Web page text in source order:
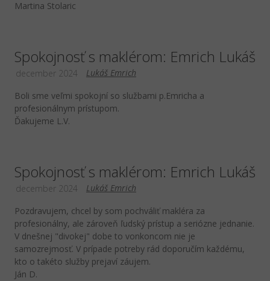
Martina Stolaric
Spokojnosť s maklérom: Emrich Lukáš
Lukáš Emrich
december 2024
Boli sme veľmi spokojní so službami p.Emricha a
profesionálnym prístupom.
Ďakujeme L.V.
Spokojnosť s maklérom: Emrich Lukáš
Lukáš Emrich
december 2024
Pozdravujem, chcel by som pochváliť makléra za
profesionálny, ale zároveň ľudský prístup a seriózne jednanie.
V dnešnej "divokej" dobe to vonkoncom nie je
samozrejmosť. V prípade potreby rád doporučím každému,
kto o takéto služby prejaví záujem.
Ján D.